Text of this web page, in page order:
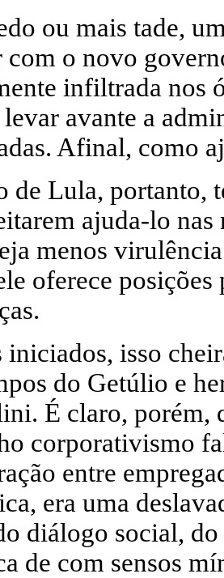
ou mais tade,
com o novo
infiltrada nos
avante a
Afinal, como
de Lula, portanto,
ajuda-lo
menos
oferece posições
iniciados, isso
do Getúlio e
É claro, porém,
corporativismo
entre
era uma
diálogo social,
de com sensos